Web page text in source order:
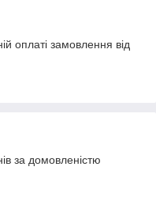
оплаті замовлення від
за домовленістю